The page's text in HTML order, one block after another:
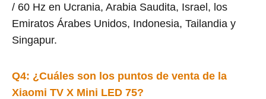
/ 60 Hz en Ucrania, Arabia Saudita, Israel, los
Emiratos Árabes Unidos, Indonesia, Tailandia y
Singapur.
Q4: ¿Cuáles son los puntos de venta de la
Xiaomi TV X Mini LED 75?